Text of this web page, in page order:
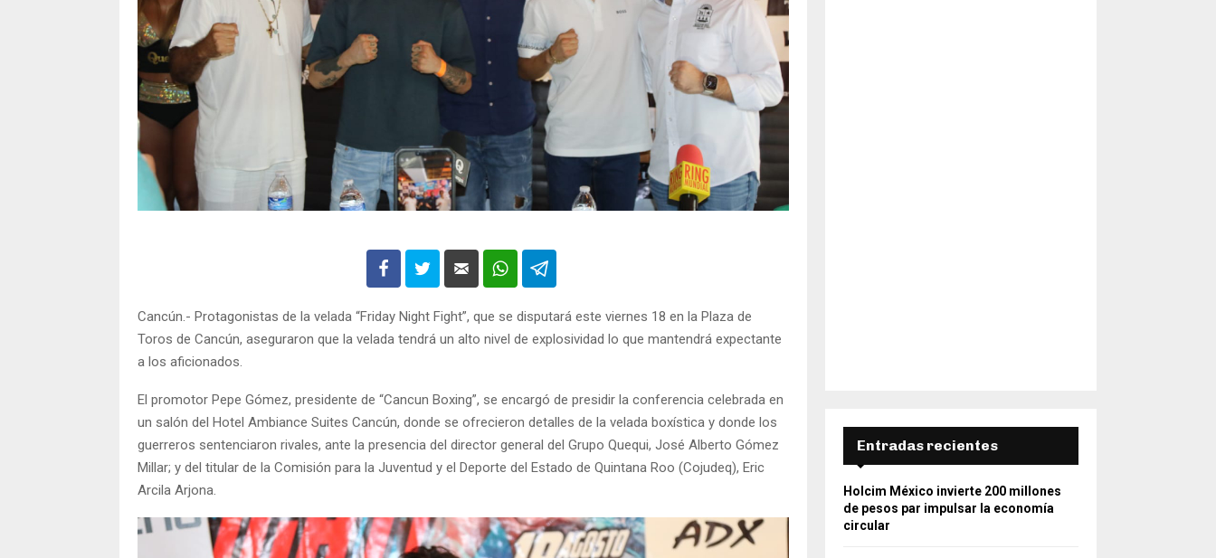
Cancún.- Protagonistas de la velada “Friday Night Fight”, que se disputará este viernes 18 en la Plaza de
Toros de Cancún, aseguraron que la velada tendrá un alto nivel de explosividad lo que mantendrá expectante
a los aficionados.
El promotor Pepe Gómez, presidente de “Cancun Boxing”, se encargó de presidir la conferencia celebrada en
un salón del Hotel Ambiance Suites Cancún, donde se ofrecieron detalles de la velada boxística y donde los
guerreros sentenciaron rivales, ante la presencia del director general del Grupo Quequi, José Alberto Gómez
Millar; y del titular de la Comisión para la Juventud y el Deporte del Estado de Quintana Roo (Cojudeq), Eric
Arcila Arjona.
Entradas recientes
Holcim México invierte 200 millones
de pesos par impulsar la economía
circular